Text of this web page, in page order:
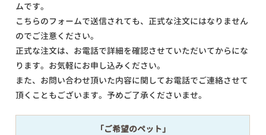
ムです。
こちらのフォームで送信されても、正式な注文にはなりません
のでご注意ください。
正式な注文は、お電話で詳細を確認させていただいてからにな
ります。お気軽にお申し込みください。
また、お問い合わせ頂いた内容に関してお電話でご連絡させて
頂くこともございます。予めご了承くださいませ。
「ご希望のペット」